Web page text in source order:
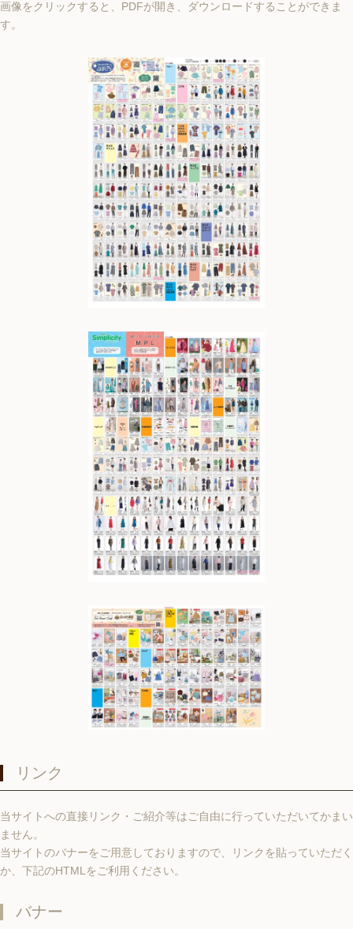
画像をクリックすると、PDFが開き、ダウンロードすることができま
す。
リンク
当サイトへの直接リンク・ご紹介等はご自由に行っていただいてかまい
ません。
当サイトのバナーをご用意しておりますので、リンクを貼っていただく
か、下記のHTMLをご利用ください。
バナー